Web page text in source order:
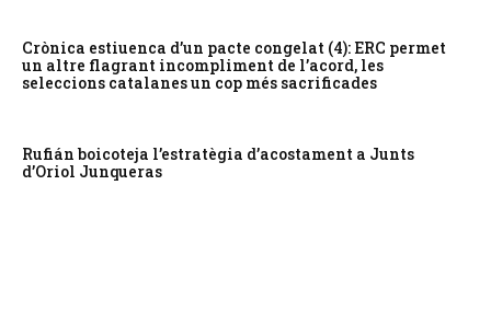
Crònica estiuenca d’un pacte congelat (4): ERC permet
un altre flagrant incompliment de l’acord, les
seleccions catalanes un cop més sacrificades
Rufián boicoteja l’estratègia d’acostament a Junts
d’Oriol Junqueras